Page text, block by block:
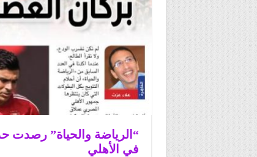
“الرياضة والحياة” رصدت
في الأهلي